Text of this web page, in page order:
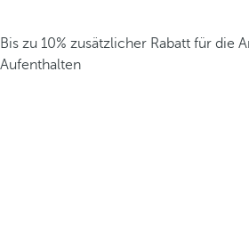
Bis zu 10% zusätzlicher Rabatt für die
Aufenthalten